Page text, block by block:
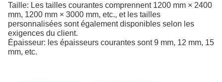
Taille: Les tailles courantes comprennent 1200 mm × 2400
mm, 1200 mm × 3000 mm, etc., et les tailles
personnalisées sont également disponibles selon les
exigences du client.
Épaisseur: les épaisseurs courantes sont 9 mm, 12 mm, 15
mm, etc.